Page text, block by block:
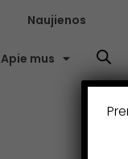
Naujienos
Apie mus